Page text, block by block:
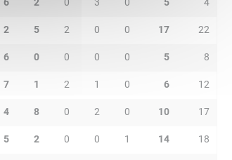
2 5 2 0 0 17 22
6 0 0 0 0 5 8
7 1 2 1 0 6 12
4 8 0 2 0 10 17
5 2 0 0 1 14 18